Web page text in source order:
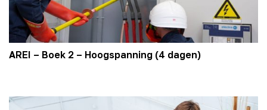
AREI – Boek 2 – Hoogspanning (4 dagen)